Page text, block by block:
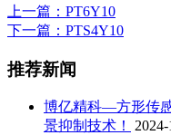
上一篇 ：PT6Y10
下一篇 ：PTS4Y10
推荐新闻
博亿精科—方形传
景抑制技术！